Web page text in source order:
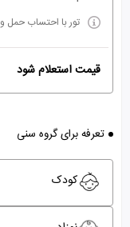
تور با احتساب حمل
قیمت استعلام شود
تعرفه برای گروه سنی
کودک